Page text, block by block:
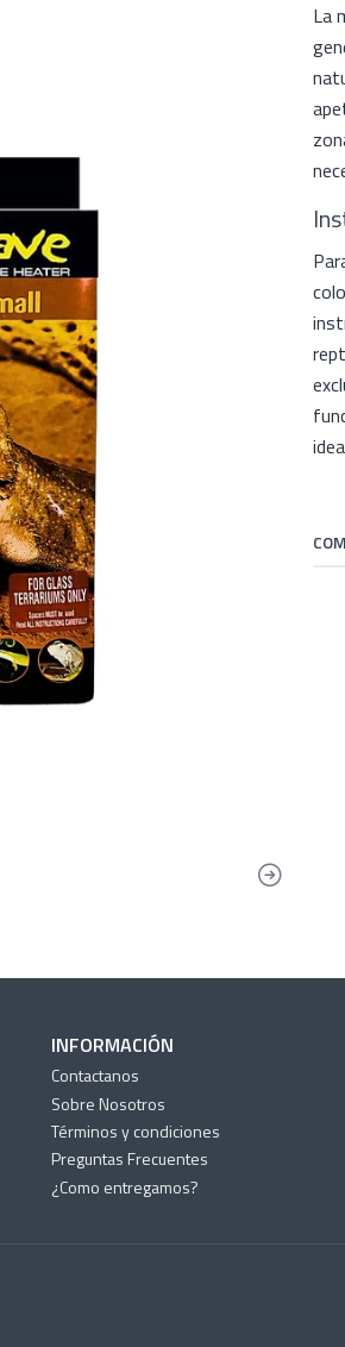
La
INFORMACIÓN
Contactanos
Sobre Nosotros
Términos y condiciones
Preguntas Frecuentes
¿Como entregamos?